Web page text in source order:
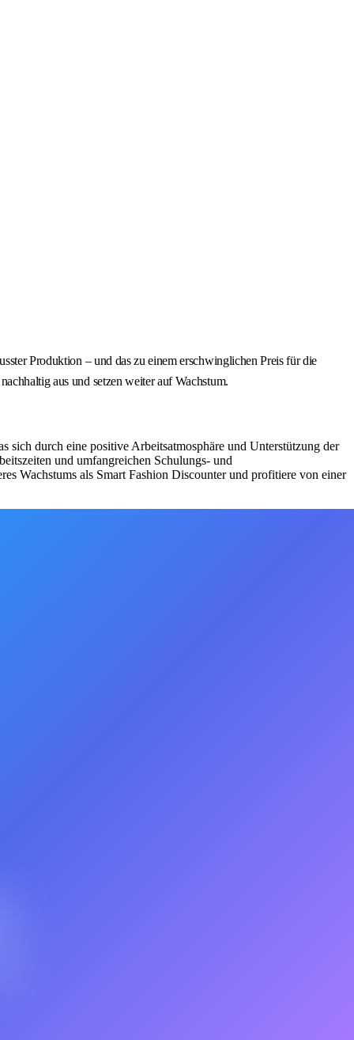
Produktion – und das zu einem erschwinglichen Preis für die
aus und setzen weiter auf Wachstum.
durch eine positive Arbeitsatmosphäre und Unterstützung der
und umfangreichen Schulungs- und
Wachstums als Smart Fashion Discounter und profitiere von einer